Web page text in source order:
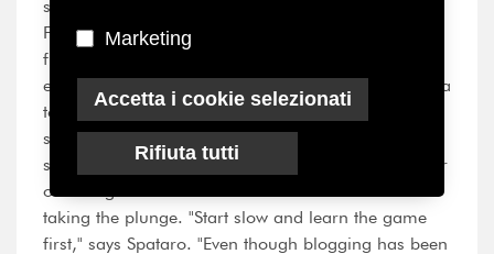
seen a corporate blog that does this really well yet.
For a corporate blogger to be successful on this
front, you would have to be familiar with other
experts in your industry, and leverage your blog as a
tool for dialogue, either by commenting on other's
sites or expounding on their ideas on your own
site."Clearly, companies thinking about starting their
own blogs need to understand the medium before
taking the plunge. "Start slow and learn the game
first," says Spataro. "Even though blogging has been
Marketing
Accetta i cookie selezionati
Rifiuta tutti